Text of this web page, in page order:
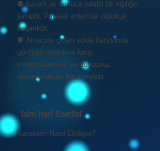
⚉ Kararlı ve sonuca odaklı bir kişiliğe
sahiptir. Parasal anlamda oldukça
başarılıdır.
⚉ Amacına giden yolda karşısında
gördüğü insanlara karşı
vurdumduymaz ve duygusuz
davranmaktan kaçınmalıdır.
İsim Harf Enerjisi
Karakteri Nasıl Etkiliyor?